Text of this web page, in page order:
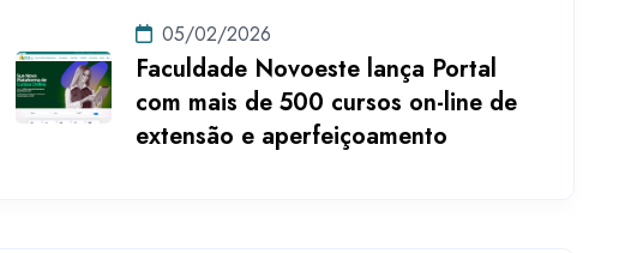
05/02/2026
Faculdade Novoeste lança Portal
com mais de 500 cursos on-line de
extensão e aperfeiçoamento